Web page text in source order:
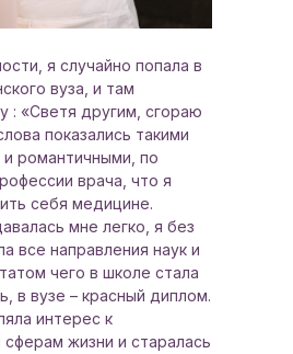
я случайно попала в
вуза, и там
: «Светя другим, сгораю
показались такими
романтичными, по
врача, что я
себя медицине.
мне легко, я без
все направления наук и
чего в школе стала
в вузе – красный диплом.
интерес к
жизни и старалась